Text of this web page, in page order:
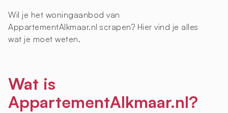
Wil je het woningaanbod van
AppartementAlkmaar.nl scrapen? Hier vind je alles
wat je moet weten.
Wat is
AppartementAlkmaar.nl?